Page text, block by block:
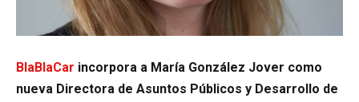
BlaBlaCar incorpora a María González Jover como
nueva Directora de Asuntos Públicos y Desarrollo de